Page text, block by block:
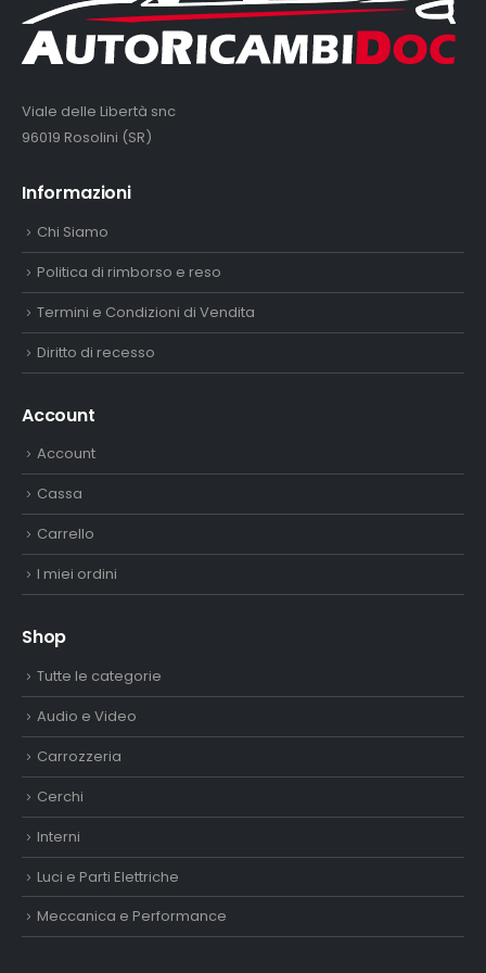
Viale delle Libertà snc
96019 Rosolini (SR)
Informazioni
Chi Siamo
Politica di rimborso e reso
Termini e Condizioni di Vendita
Diritto di recesso
Account
Account
Cassa
Carrello
I miei ordini
Shop
Tutte le categorie
Audio e Video
Carrozzeria
Cerchi
Interni
Luci e Parti Elettriche
Meccanica e Performance